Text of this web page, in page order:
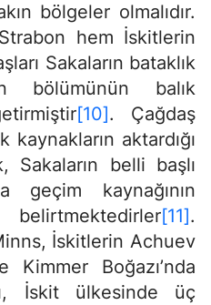
bölgeler olmalıdır.
hem İskitlerin
Sakaların bataklık
bölümünün balık
[10]. Çağdaş
kaynakların aktardığı
Sakaların belli başlı
geçim kaynağının
belirtmektedirler[11].
İskitlerin Achuev
Boğazı’nda
İskit ülkesinde üç